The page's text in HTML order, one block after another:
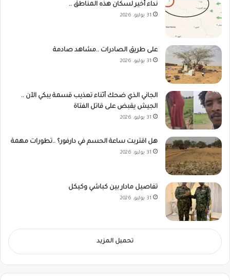
نداء أخير لسكان هذه المناطق ..
31 يوليو، 2026
على طريق الصادرات ..مشاهد صادمة
31 يوليو، 2026
الجاني الذي ضحك أثناء تعذيب قسمة يبكي الآن ..
الجيش يقبض على قاتل الفتاة
31 يوليو، 2026
هل اقتربت ساعة الحسم في دارفور؟ ..تطورات مهمة
31 يوليو، 2026
تفاصيل مادار بين كباشي وكيكل
31 يوليو، 2026
تحميل المزيد